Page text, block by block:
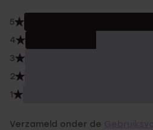
5
4
3
2
1
Verzameld onder de